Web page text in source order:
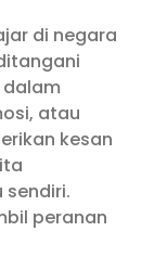
di negara
dalam
atau
kesan
peranan